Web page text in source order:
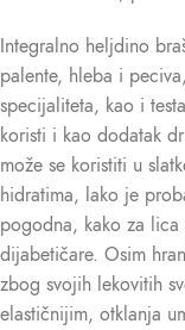
Integralno heljdino
palente, hleba i
specijaliteta, kao i
koristi i kao dodatak
može se koristiti u
hidratima, lako je
pogodna, kako za
dijabetičare. Osim
zbog svojih lekovitih
elastičnijim, otklanja